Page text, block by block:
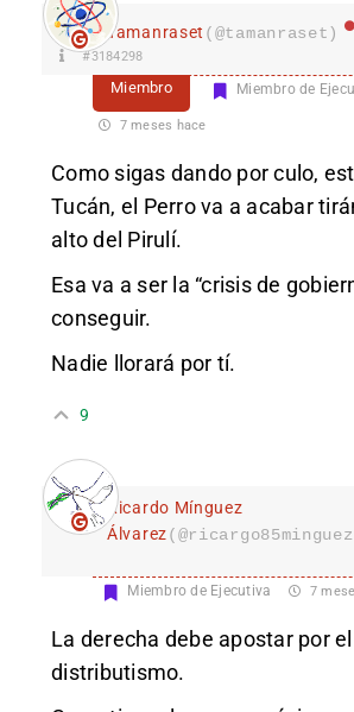
Tamanraset (@tamanraset)
#3184298
Miembro Miembro de
7 meses hace
Como sigas dando por culo,
Tucán, el Perro va a acabar
alto del Pirulí.
Esa va a ser la “crisis de
conseguir.
Nadie llorará por tí.
9
Ricardo Mínguez
Álvarez
Miembro de Ejecutiva 7
La derecha debe apostar por el
distributismo.